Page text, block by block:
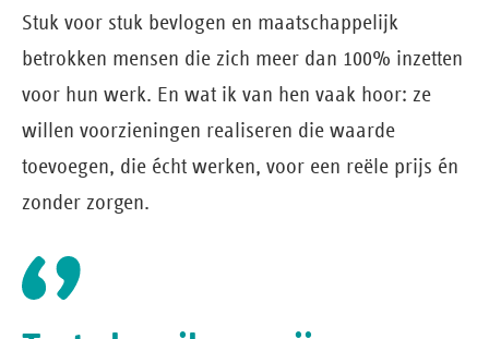
Stuk voor stuk bevlogen en maatschappelijk
betrokken mensen die zich meer dan 100% inzetten
voor hun werk. En wat ik van hen vaak hoor: ze
willen voorzieningen realiseren die waarde
toevoegen, die écht werken, voor een reële prijs én
zonder zorgen.